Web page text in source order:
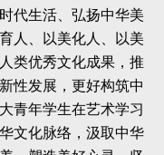
代生活、弘扬中华美
人、以美化人、以美
类优秀文化成果，推
性发展，更好构筑中
青年学生在艺术学习
文化脉络，汲取中华